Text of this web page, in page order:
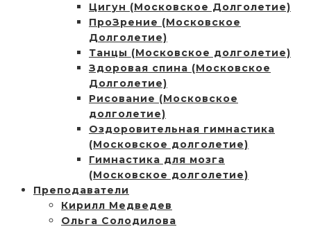
Цигун (Московское Долголетие)
ПроЗрение (Московское
Долголетие)
Танцы (Московское долголетие)
Здоровая спина (Московское
Долголетие)
Рисование (Московское
долголетие)
Оздоровительная гимнастика
(Московское долголетие)
Гимнастика для мозга
(Московское долголетие)
Преподаватели
Кирилл Медведев
Ольга Солодилова